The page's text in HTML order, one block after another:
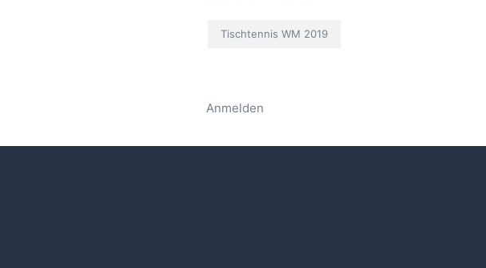
Tischtennis WM 2019
Anmelden